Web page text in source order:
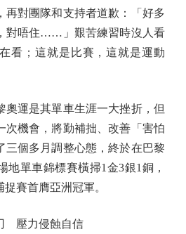
再對團隊和支持者道歉：「好多
對唔住……」艱苦練習時沒人看
看；這就是比賽，這就是運動
運是其單車生涯一大挫折，但
次機會，將勤補拙、改善「害怕
三個多月調整心態，終於在巴黎
地單車錦標賽橫掃1金3銀1銅，
賽首膺亞洲冠軍。
壓力侵蝕自信